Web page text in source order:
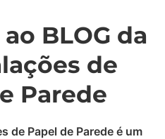
BLOG da
de
Parede
de Papel de Parede é um